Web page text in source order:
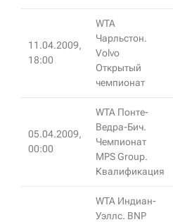
11.04.2009,
18:00
WTA
Чарльстон.
Volvo
Открытый
чемпионат
05.04.2009,
00:00
WTA Понте-
Ведра-Бич.
Чемпионат
MPS Group.
Квалификация
WTA Индиан-
Уэллс. BNP